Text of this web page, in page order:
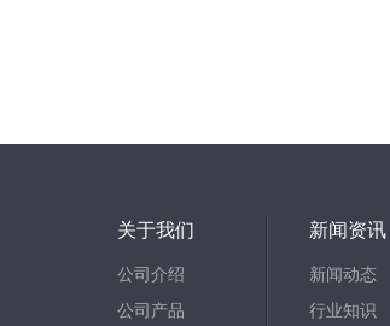
关于我们
公司介绍
公司产品
新闻资讯
新闻动态
行业知识